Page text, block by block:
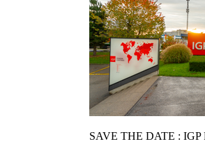
SAVE THE DATE :